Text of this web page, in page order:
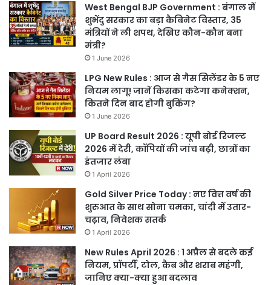
West Bengal BJP Government : बंगाल में
शुभेंदु सरकार का बड़ा कैबिनेट विस्तार, 35
मंत्रियों ने ली शपथ, देखिए कौन-कौन बना
मंत्री?
1 June 2026
LPG New Rules : आज से गैस सिलेंडर के 5 नए
नियम लागू! जानें किसका कटेगा कनेक्शन,
कितने दिन बाद होगी बुकिंग?
1 June 2026
UP Board Result 2026 : यूपी बोर्ड रिजल्ट
2026 में देरी, कॉपियों की जांच बढ़ी, छात्रों का
इंतजार लंबा
1 April 2026
Gold Silver Price Today : नए वित्त वर्ष की
शुरुआत के साथ सोना चमका, चांदी में उतार-
चढ़ाव, निवेशक सतर्क
1 April 2026
New Rules April 2026 : 1 अप्रैल से बदले कई
नियम, प्रॉपर्टी, टोल, कैब और शराब महंगी,
जानिए क्या-क्या हुआ बदलाव